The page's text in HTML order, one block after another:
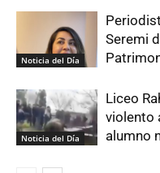
Noticia del Día
Seremi
Noticia del Día
Liceo
violento
alumno